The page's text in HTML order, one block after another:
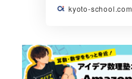
kyoto-school.com